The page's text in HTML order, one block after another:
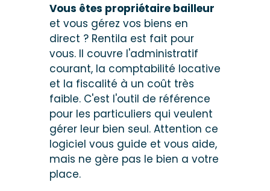
Vous êtes propriétaire bailleur
et vous gérez vos biens en
direct ? Rentila est fait pour
vous. Il couvre l'administratif
courant, la comptabilité locative
et la fiscalité à un coût très
faible. C'est l'outil de référence
pour les particuliers qui veulent
gérer leur bien seul. Attention ce
logiciel vous guide et vous aide,
mais ne gère pas le bien a votre
place.